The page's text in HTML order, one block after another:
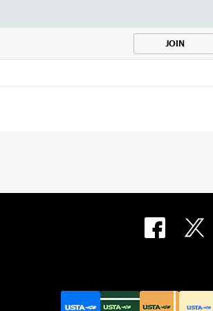
JOIN